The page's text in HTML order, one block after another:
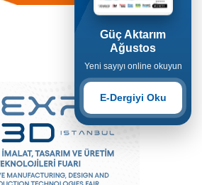
Güç Aktarım
Ağustos
Yeni sayıyı online okuyun
E-Dergiyi Oku